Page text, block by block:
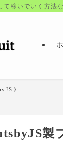
て稼いでいく方法